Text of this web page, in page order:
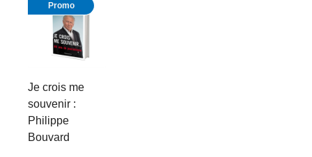
Promo
Je crois me
souvenir :
Philippe
Bouvard